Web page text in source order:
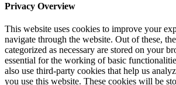
Privacy Overview
This website uses cookies to improve your
navigate through the website. Out of these,
categorized as necessary are stored on your
essential for the working of basic
also use third-party cookies that help us
you use this website. These cookies will be